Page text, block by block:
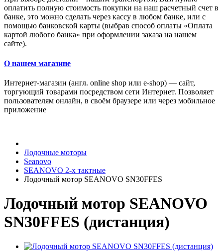
оплатить полную стоимость покупки на наш расчетный счет в
банке, это можно сделать через кассу в любом банке, или с
помощью банковской карты (выбрав способ оплаты «Оплата
картой любого банка» при оформлении заказа на нашем
сайте).
О нашем магазине
Интернет-магазин (англ. online shop или e-shop) — сайт,
торгующий товарами посредством сети Интернет. Позволяет
пользователям онлайн, в своём браузере или через мобильное
приложение
Лодочные моторы
Seanovo
SEANOVO 2-х тактные
Лодочный мотор SEANOVO SN30FFES
Лодочный мотор SEANOVO
SN30FFES (дистанция)